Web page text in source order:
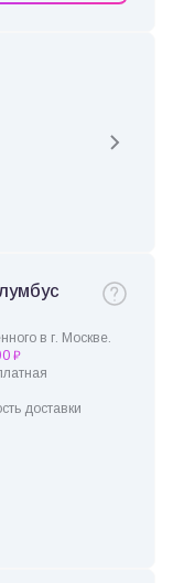
в г. Москве.
₽
доставки